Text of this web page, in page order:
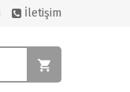
İletişim